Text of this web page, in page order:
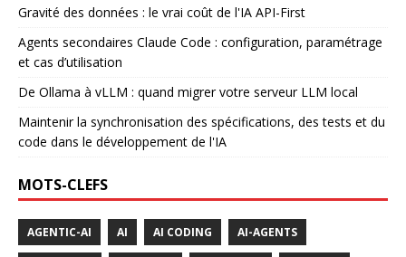
Gravité des données : le vrai coût de l'IA API-First
Agents secondaires Claude Code : configuration, paramétrage
et cas d’utilisation
De Ollama à vLLM : quand migrer votre serveur LLM local
Maintenir la synchronisation des spécifications, des tests et du
code dans le développement de l'IA
MOTS-CLEFS
AGENTIC-AI AI AI CODING AI-AGENTS